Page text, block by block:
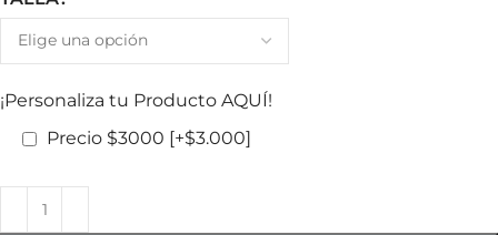
¡Personaliza tu Producto AQUÍ!
Precio $3000 [+$3.000]